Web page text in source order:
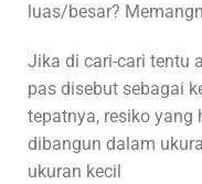
luas/besar?
Jika di cari-cari tentu
pas disebut sebagai
tepatnya, resiko
dibangun dalam
ukuran kecil